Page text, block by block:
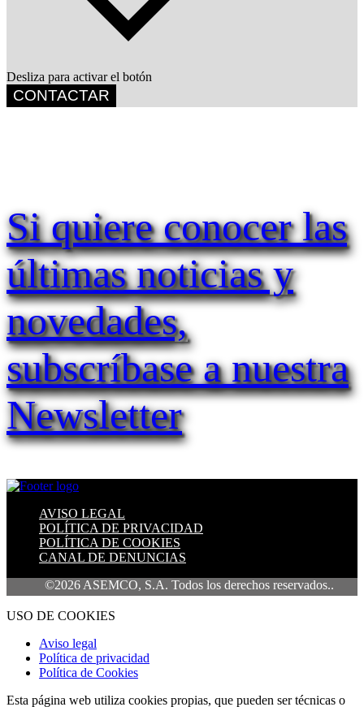
Desliza para activar el botón
CONTACTAR
Si quiere conocer las
últimas noticias y
novedades,
subscríbase a nuestra
Newsletter
AVISO LEGAL
POLÍTICA DE PRIVACIDAD
POLÍTICA DE COOKIES
CANAL DE DENUNCIAS
©2026 ASEMCO, S.A. Todos los derechos reservados..
USO DE COOKIES
Aviso legal
Política de privacidad
Política de Cookies
Esta página web utiliza cookies propias, que pueden ser técnicas o